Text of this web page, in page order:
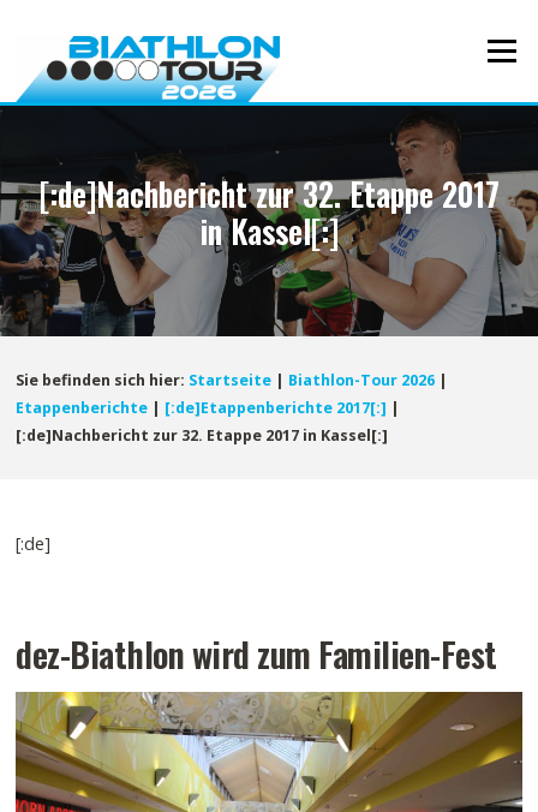
Inhalt
Menü
[:de]Nachbericht zur 32. Etappe 2017
in Kassel[:]
Sie befinden sich hier: Startseite | Biathlon-Tour 2026 |
Etappenberichte | [:de]Etappenberichte 2017[:] |
[:de]Nachbericht zur 32. Etappe 2017 in Kassel[:]
[:de]
dez-Biathlon wird zum Familien-Fest